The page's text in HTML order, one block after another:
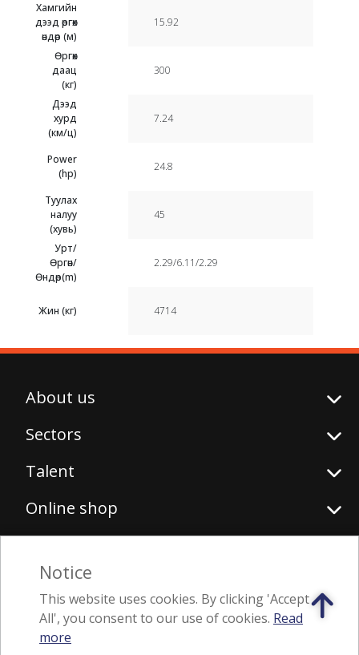
Хамгийн
дээд өргөх
өндөр (м)
15.92
Өргөх
даац
(кг)
300
Дээд
хурд
(км/ц)
7.24
Power
(hp)
24.8
Туулах
налуу
(хувь)
45
Урт/
Өргөн/
Өндөр(m)
2.29/6.11/2.29
Жин (кг) 4714
About us
Sectors
Talent
Online shop
Follow us
Notice
This website uses cookies. By clicking 'Accept
All', you consent to our use of cookies. Read
more